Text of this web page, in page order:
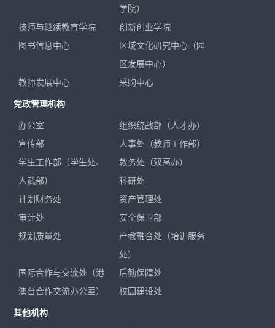
学院）
技师与继续教育学院
创新创业学院
图书信息中心
区域文化研究中心（园
区发展中心）
教师发展中心
采购中心
党政管理机构
办公室
组织统战部（人才办）
宣传部
人事处（教师工作部）
学生工作部（学生处、
人武部）
教务处（双高办）
科研处
计划财务处
资产管理处
审计处
安全保卫部
规划质量处
产教融合处（培训服务
处）
国际合作与交流处（港
澳台合作交流办公室）
后勤保障处
校园建设处
其他机构